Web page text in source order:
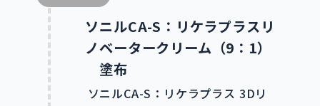
ソニルCA-S：リケラプラスリ
ノベータークリーム（9：1）
塗布
ソニルCA-S：リケラプラス 3Dリ